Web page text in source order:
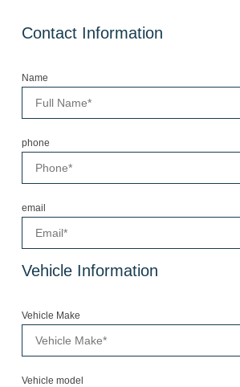
Contact Information
Name
phone
email
Vehicle Information
Vehicle Make
Vehicle model